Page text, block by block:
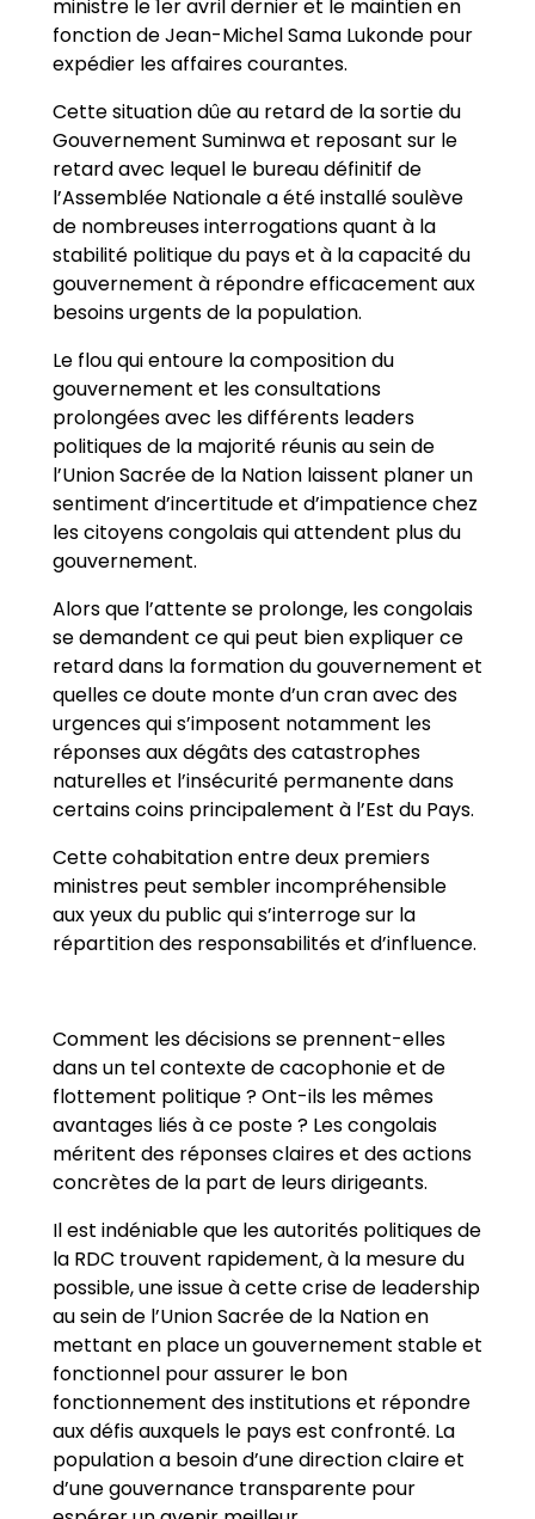
ministre le 1er avril dernier et le maintien en
fonction de Jean-Michel Sama Lukonde pour
expédier les affaires courantes.
Cette situation dûe au retard de la sortie du
Gouvernement Suminwa et reposant sur le
retard avec lequel le bureau définitif de
l’Assemblée Nationale a été installé soulève
de nombreuses interrogations quant à la
stabilité politique du pays et à la capacité du
gouvernement à répondre efficacement aux
besoins urgents de la population.
Le flou qui entoure la composition du
gouvernement et les consultations
prolongées avec les différents leaders
politiques de la majorité réunis au sein de
l’Union Sacrée de la Nation laissent planer un
sentiment d’incertitude et d’impatience chez
les citoyens congolais qui attendent plus du
gouvernement.
Alors que l’attente se prolonge, les congolais
se demandent ce qui peut bien expliquer ce
retard dans la formation du gouvernement et
quelles ce doute monte d’un cran avec des
urgences qui s’imposent notamment les
réponses aux dégâts des catastrophes
naturelles et l’insécurité permanente dans
certains coins principalement à l’Est du Pays.
Cette cohabitation entre deux premiers
ministres peut sembler incompréhensible
aux yeux du public qui s’interroge sur la
répartition des responsabilités et d’influence.
Comment les décisions se prennent-elles
dans un tel contexte de cacophonie et de
flottement politique ? Ont-ils les mêmes
avantages liés à ce poste ? Les congolais
méritent des réponses claires et des actions
concrètes de la part de leurs dirigeants.
Il est indéniable que les autorités politiques de
la RDC trouvent rapidement, à la mesure du
possible, une issue à cette crise de leadership
au sein de l’Union Sacrée de la Nation en
mettant en place un gouvernement stable et
fonctionnel pour assurer le bon
fonctionnement des institutions et répondre
aux défis auxquels le pays est confronté. La
population a besoin d’une direction claire et
d’une gouvernance transparente pour